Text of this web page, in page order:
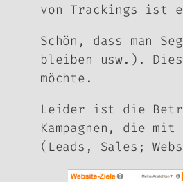
von Trackings ist
Schön, dass man
bleiben usw.).
möchte.
Leider ist die
Kampagnen, die
(Leads, Sales;